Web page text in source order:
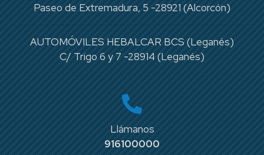
Paseo de Extremadura, 5 -28921 (Alcorcón)
AUTOMÓVILES HEBALCAR BCS (Leganés)
C/ Trigo 6 y 7 -28914 (Leganés)
Llámanos
916100000